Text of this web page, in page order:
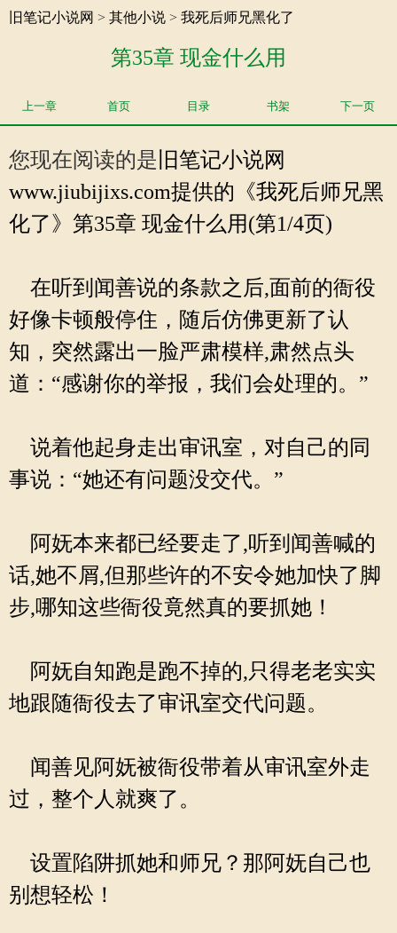
旧笔记小说网 > 其他小说 > 我死后师兄黑化了
第35章 现金什么用
上一章 首页 目录 书架 下一页
您现在阅读的是 旧笔记小说网
www.jiubijixs.com提供的《我死后师兄黑
化了》第35章 现金什么用(第1/4页)
在听到闻善说的条款之后,面前的衙役
好像卡顿般停住，随后仿佛更新了认
知，突然露出一脸严肃模样,肃然点头
道：“感谢你的举报，我们会处理的。”
说着他起身走出审讯室，对自己的同
事说：“她还有问题没交代。”
阿妩本来都已经要走了,听到闻善喊的
话,她不屑,但那些许的不安令她加快了脚
步,哪知这些衙役竟然真的要抓她！
阿妩自知跑是跑不掉的,只得老老实实
地跟随衙役去了审讯室交代问题。
闻善见阿妩被衙役带着从审讯室外走
过，整个人就爽了。
设置陷阱抓她和师兄？那阿妩自己也
别想轻松！